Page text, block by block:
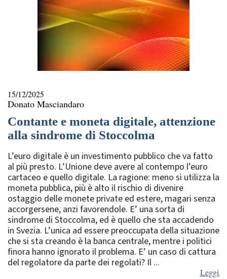
15/12/2025
Donato Masciandaro
Contante e moneta digitale, attenzione
alla sindrome di Stoccolma
L’euro digitale è un investimento pubblico che va fatto
al più presto. L’Unione deve avere al contempo l’euro
cartaceo e quello digitale. La ragione: meno si utilizza la
moneta pubblica, più è alto il rischio di divenire
ostaggio delle monete private ed estere, magari senza
accorgersene, anzi favorendole. E’ una sorta di
sindrome di Stoccolma, ed è quello che sta accadendo
in Svezia. L’unica ad essere preoccupata della situazione
che si sta creando è la banca centrale, mentre i politici
finora hanno ignorato il problema. E’ un caso di cattura
del regolatore da parte dei regolati? Il ...
Leggi